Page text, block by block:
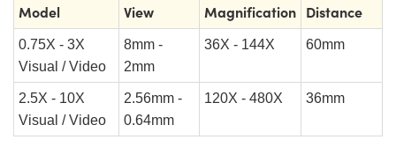
Model
View
Magnification Distance
0.75X - 3X
Visual / Video
8mm -
2mm
36X - 144X 60mm
2.5X - 10X
Visual / Video
2.56mm -
0.64mm
120X - 480X 36mm